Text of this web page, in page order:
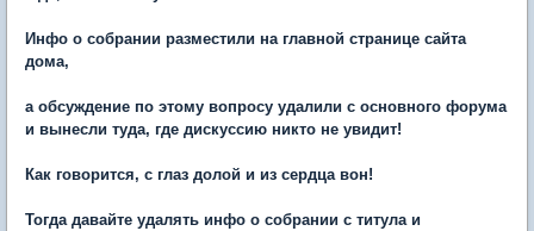
Инфо о собрании разместили на главной странице сайта
дома,
а обсуждение по этому вопросу удалили с основного форума
и вынесли туда, где дискуссию никто не увидит!
Как говорится, с глаз долой и из сердца вон!
Тогда давайте удалять инфо о собрании с титула и